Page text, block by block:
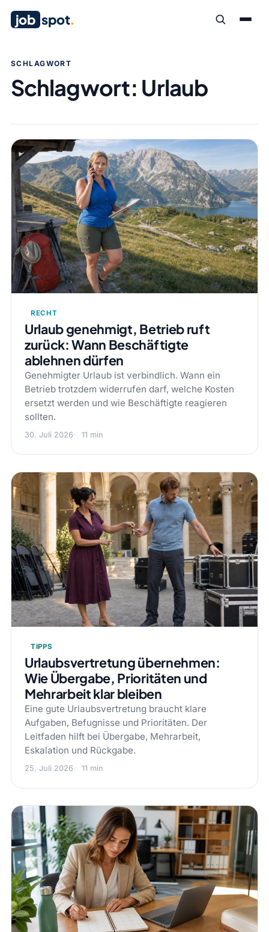
job spot.
SCHLAGWORT
Schlagwort: Urlaub
RECHT
Urlaub genehmigt, Betrieb ruft
zurück: Wann Beschäftigte
ablehnen dürfen
Genehmigter Urlaub ist verbindlich. Wann ein
Betrieb trotzdem widerrufen darf, welche Kosten
ersetzt werden und wie Beschäftigte reagieren
sollten.
30. Juli 2026 11 min
TIPPS
Urlaubsvertretung übernehmen:
Wie Übergabe, Prioritäten und
Mehrarbeit klar bleiben
Eine gute Urlaubsvertretung braucht klare
Aufgaben, Befugnisse und Prioritäten. Der
Leitfaden hilft bei Übergabe, Mehrarbeit,
Eskalation und Rückgabe.
25. Juli 2026 11 min